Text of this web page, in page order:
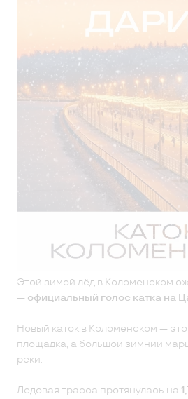
Этой зимой лёд в Коломенском
— официальный голос катка на
Новый каток в Коломенском —
площадка, а большой зимний
реки.
Ледовая трасса протянулась на